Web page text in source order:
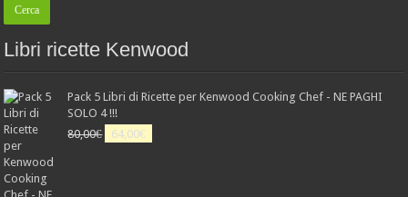
Libri ricette Kenwood
Pack 5 Libri di Ricette per Kenwood Cooking Chef - NE PAGHI
SOLO 4 !!!
80,00€ 64,00€